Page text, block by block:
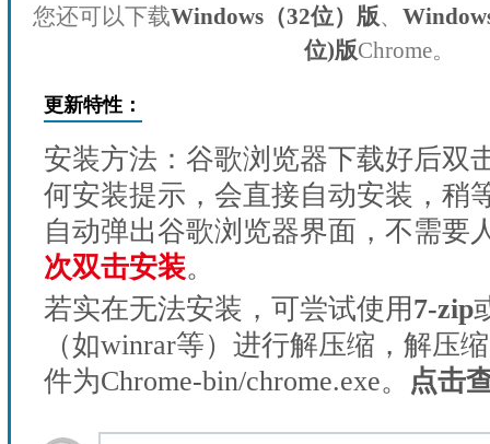
您还可以下载Windows（32位）版、
位)版Chrome。
更新特性：
安装方法：谷歌浏览器下载好后双
何安装提示，会直接自动安装，稍
自动弹出谷歌浏览器界面，不需要
次双击安装。
若实在无法安装，可尝试使用7-zip
（如winrar等）进行解压缩，解压
件为Chrome-bin/chrome.exe。
点击